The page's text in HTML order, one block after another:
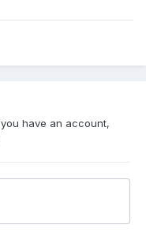
have an account,